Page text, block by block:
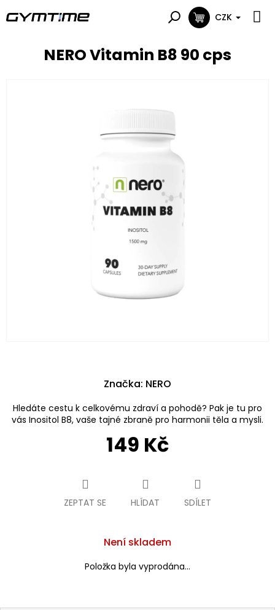
na
NÁKUPNÍ
CZK
NERO Vitamin B8 90 cps
149 Kč
Není skladem
Položka byla vyprodána…
Hledáte cestu k celkovému zdraví a pohodě? Pak je tu pro
vás Inositol B8, vaše tajné zbraně pro harmonii těla a mysli.
ZEPTAT SE HLÍDAT SDÍLET
Značka: NERO